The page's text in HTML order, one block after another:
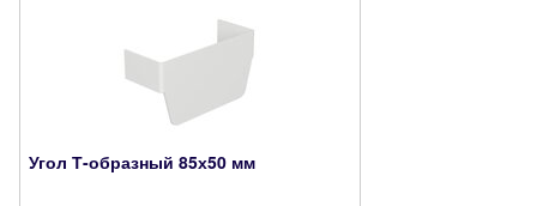
Угол Т-образный 85х50 мм